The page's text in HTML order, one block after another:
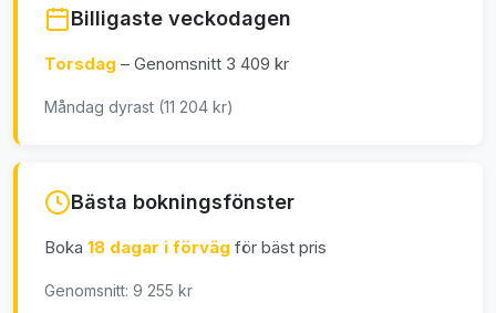
Billigaste veckodagen
Torsdag – Genomsnitt 3 409 kr
Måndag dyrast (11 204 kr)
Bästa bokningsfönster
Boka 18 dagar i förväg för bäst pris
Genomsnitt: 9 255 kr